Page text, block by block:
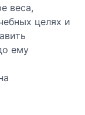
веса,
целях и
ему